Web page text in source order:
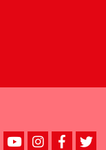
YoutubeinstagramFacebook